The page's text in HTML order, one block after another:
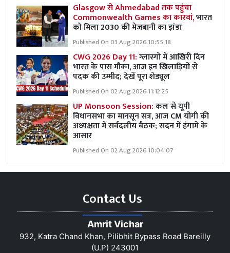
Glasgow से Ahmedabad तक पहुंचा
Commonwealth Games का कारवां,भारत
को मिला 2030 की मेजबानी का झंडा
Published On 03 Aug 2026 10:55:18
CWG 2026 Day 11:ग्लास्गो में आखिरी दिन
भारत के पास मौका, आज इन खिलाड़ियों से
पदक की उम्मीद; देखें पूरा शेड्यूल
Published On 02 Aug 2026 11:12:25
UP Monsoon Session:कल से यूपी
विधानसभा का मानसून सत्र, आज CM योगी की
अध्यक्षता में सर्वदलीय बैठक; सदन में हंगामे के
आसार
Published On 02 Aug 2026 10:04:07
Contact Us
Amrit Vichar
932, Katra Chand Khan, Pilibhit Bypass Road Bareilly
(U.P) 243001